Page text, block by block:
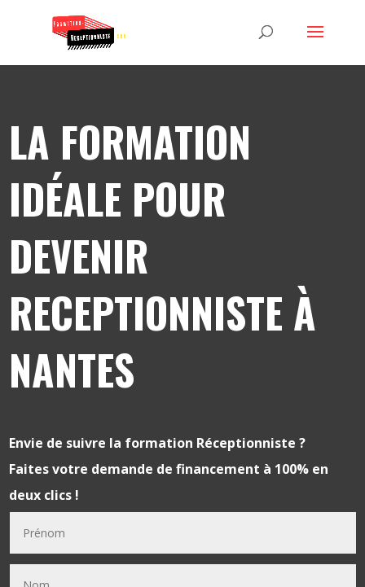
LA FORMATION
IDÉALE POUR
DEVENIR
RECEPTIONNISTE À
NANTES
Envie de suivre la formation Réceptionniste ?
Faites votre demande de financement à 100% en
deux clics !